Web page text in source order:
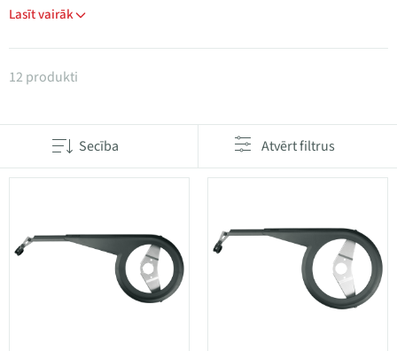
Lasīt vairāk
Produkti kategorijā Ķēdes aizsargi
12 produkti
Secība Atvērt filtrus